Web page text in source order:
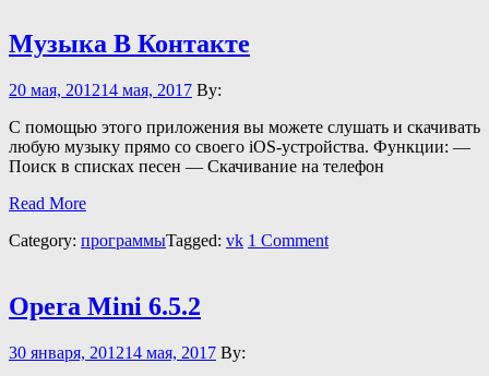
Музыка В Контакте
20 мая, 201214 мая, 2017 By:
С помощью этого приложения вы можете слушать и скачивать
любую музыку прямо со своего iOS-устройства. Функции: —
Поиск в списках песен — Скачивание на телефон
Read More
Category: программыTagged: vk 1 Comment
Opera Mini 6.5.2
30 января, 201214 мая, 2017 By: